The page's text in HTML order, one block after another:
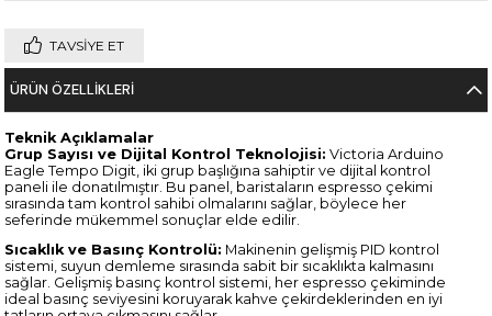
TAVSIYE ET
ÜRÜN ÖZELLIKLERI
Teknik Açıklamalar
Grup Sayısı ve Dijital Kontrol Teknolojisi: Victoria Arduino
Eagle Tempo Digit, iki grup başlığına sahiptir ve dijital kontrol
paneli ile donatılmıştır. Bu panel, baristaların espresso çekimi
sırasında tam kontrol sahibi olmalarını sağlar, böylece her
seferinde mükemmel sonuçlar elde edilir.
Sıcaklık ve Basınç Kontrolü: Makinenin gelişmiş PID kontrol
sistemi, suyun demleme sırasında sabit bir sıcaklıkta kalmasını
sağlar. Gelişmiş basınç kontrol sistemi, her espresso çekiminde
ideal basınç seviyesini koruyarak kahve çekirdeklerinden en iyi